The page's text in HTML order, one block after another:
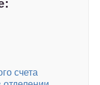
счета